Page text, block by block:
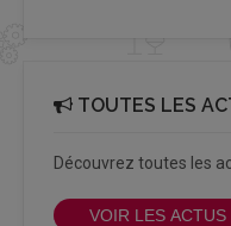
TOUTES LES
Découvrez toutes les
VOIR LES ACTUS